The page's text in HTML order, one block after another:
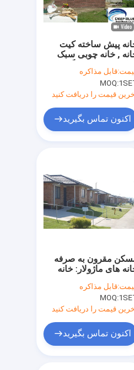
پیش ساخته کیت
, خانه چوبی سبک
قابل مذاکره
MOQ:
آخرین قیمت را دریافت کنید
اکنون تماس بگیرید
مقرون به صرفه
های ماژولار: خانه
ساحل مقاوم در
باد
قابل مذاکره
MOQ:
آخرین قیمت را دریافت کنید
اکنون تماس بگیرید